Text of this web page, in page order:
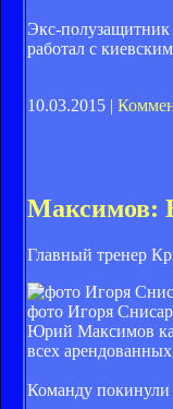
Экс-полузащитник
работал с
10.03.2015 |
Максимов:
Главный тренер
фото Игоря
Юрий Максимов
всех
Команду